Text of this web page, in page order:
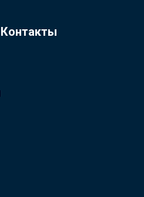
Контакты